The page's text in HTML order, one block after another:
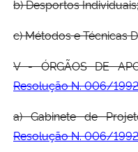
b) Desportos
c) Métodos e Técnicas
V - ÓRGÃOS DE
Resolução N. 006/
a) Gabinete de
Resolução N. 006/